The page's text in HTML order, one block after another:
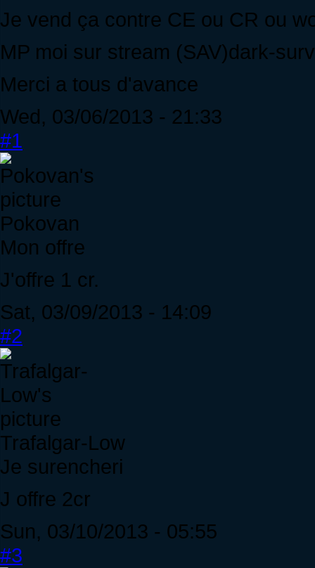
Je vend ça contre CE ou CR ou
MP moi sur stream (SAV)dark-
Merci a tous d'avance
Wed, 03/06/2013 - 21:33
#1
Pokovan
Mon offre
J'offre 1 cr.
Sat, 03/09/2013 - 14:09
#2
Trafalgar-Low
Je surencheri
J offre 2cr
Sun, 03/10/2013 - 05:55
#3